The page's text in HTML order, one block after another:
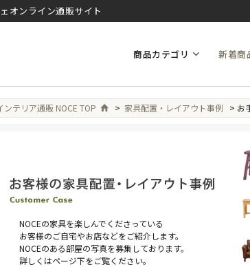
オンライン通販サイト
商品カテゴリ 新着商
ンテリア通販 NOCE TOP > 家具配置・レイアウト事例 > お
NOCEの家具を楽しんでくださっている
お客様のご自宅やお店などをご紹介します。
NOCEのある部屋の写真を募集しております。
詳しくはページ下をご覧ください。